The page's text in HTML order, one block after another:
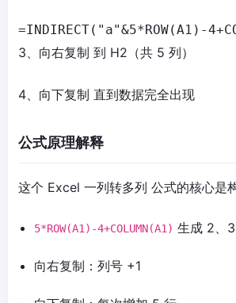
=INDIRECT("a"&5*ROW(A1)-
3、 向右复制 到 H2（共 5 列）
4、向下复制 直到数据完全出现
公式原理解释
这个 Excel 一列转多列 公式的核心是
5*ROW(A1)-4+COLUMN(A1) 生成 2、
向右复制：列号 +1